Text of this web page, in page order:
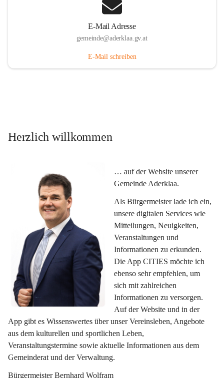
E-Mail Adresse
gemeinde@aderklaa.gv.at
E-Mail schreiben
Herzlich willkommen
… auf der Website unserer
Gemeinde Aderklaa.
Als Bürgermeister lade ich ein,
unsere digitalen Services wie
Mitteilungen, Neuigkeiten,
Veranstaltungen und
Informationen zu erkunden.
Die App CITIES möchte ich
ebenso sehr empfehlen, um
sich mit zahlreichen
Informationen zu versorgen.
Auf der Website und in der
App gibt es Wissenswertes über unser Vereinsleben, Angebote
aus dem kulturellen und sportlichen Leben,
Veranstaltungstermine sowie aktuelle Informationen aus dem
Gemeinderat und der Verwaltung.
Bürgermeister Bernhard Wolfram